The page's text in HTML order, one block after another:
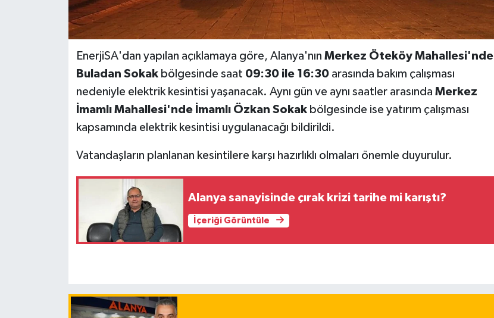
EnerjiSA'dan yapılan açıklamaya göre, Alanya'nın Merkez Öteköy Mahallesi'nde
Buladan Sokakbölgesinde saat 09:30 ile 16:30arasında bakım çalışması
nedeniyle elektrik kesintisi yaşanacak. Aynı gün ve aynı saatler arasında Merkez
İmamlı Mahallesi'nde İmamlı Özkan Sokakbölgesinde ise yatırım çalışması
kapsamında elektrik kesintisi uygulanacağı bildirildi.
Vatandaşların planlanan kesintilere karşı hazırlıklı olmaları önemle duyurulur.
Alanya sanayisinde çırak krizi tarihe mi karıştı?
İçeriği Görüntüle